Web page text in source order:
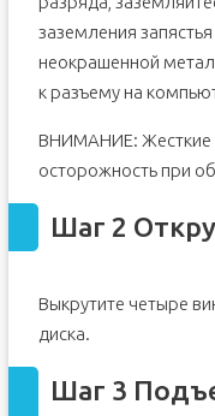
заземления
неокрашенной
к разъему на
ВНИМАНИЕ: Жесткие
осторожность при
Шаг 2
Выкрутите четыре
диска.
Шаг 3